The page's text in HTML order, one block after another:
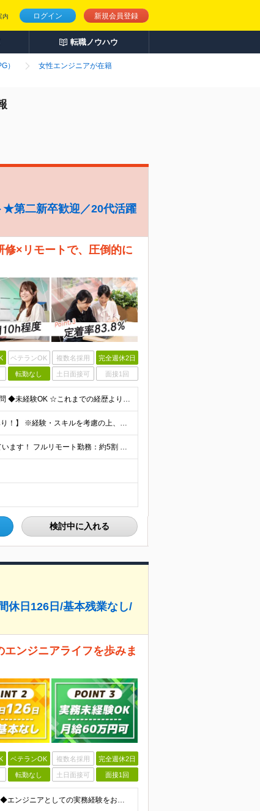
ログイン 新規会員登録
内
転職ノウハウ
）
女性エンジニアが在籍
★第二新卒歓迎／20代活躍
修×リモートで、圧倒的に
ベテランOK 複数名採用 完全週休2日
転勤なし 土日面接可 面接1回
【第二新卒大歓迎！未経験スタートもOKです◎】 ◆学歴不問 ◆未経験OK ☆これまでの経歴よりも「これから」を重視します！ ☆文系・理系、前職の雇用形態は一切問いません！ ＼先輩たちの前職もさまざ
【未経験から年収550万円可／1年で最大80万円UPの実績あり！】 ※経験・スキルを考慮の上、決定いたします。 【月給】27万円〜29万円 ※上記には固定残業代（月25時間分／4万5,000円〜4万
当社で働く社員の「90%以上」がリモートワークを活用しています！ フルリモート勤務：約5割 ハイブリッド勤務（リモート＋出社）：約4割 【本社】東京都千代田区丸の内2-4-1 丸の内ビルディング12
検討中に入れる
休日126日/基本残業なし/
ンジニアライフを歩みま
ベテランOK 複数名採用 完全週休2日
転勤なし 土日面接可 面接1回
＼開発経験を活かせる！30～40代活躍中です／ ◆学歴不問 ◆エンジニアとしての実務経験をお持ちの方 ┗年収・フェーズ・言語等不問です◎ ≪こんな方にピッタリ≫ ◇様々な技術・フェーズに携わりたい